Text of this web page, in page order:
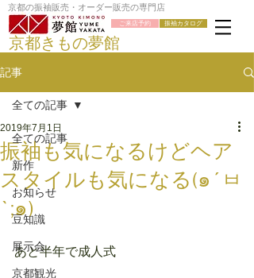
ご来店予約
京都の振袖販売・オーダー販売の専門店
京都きもの夢館
振袖カタログ
記事
全ての記事
新作
お知らせ
豆知識
展示会
京都観光
全ての記事
振袖も気になるけどヘア
スタイルも気になる(๑´ㅂ
`;๑)
2019年7月1日
あと半年で成人式